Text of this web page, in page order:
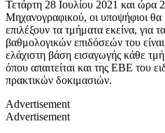
Τετάρτη 28 Ιουλίου 2021 και
Μηχανογραφικού, οι υποψήφιοι
επιλέξουν τα τμήματα εκείνα, για
βαθμολογικών επιδόσεών του
ελάχιστη βάση εισαγωγής κάθε
όπου απαιτείται και της ΕΒΕ του
πρακτικών δοκιμασιών.
Advertisement
Advertisement